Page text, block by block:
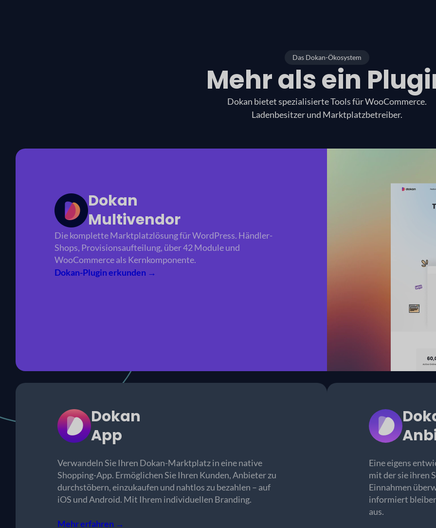
Das Dokan-Ökosystem
Mehr als ein
Dokan bietet spezialisierte Tools für WooCommerce.
Ladenbesitzer und Marktplatzbetreiber.
Dokan
Multivendor
Die komplette Marktplatzlösung für WordPress. Händler-
Shops, Provisionsaufteilung, über 42 Module und
WooCommerce als Kernkomponente.
Dokan-Plugin erkunden →
Dokan
App
Verwandeln Sie Ihren Dokan-Marktplatz in eine native
Shopping-App. Ermöglichen Sie Ihren Kunden, Anbieter zu
durchstöbern, einzukaufen und nahtlos zu bezahlen – auf
iOS und Android. Mit Ihrem individuellen Branding.
Mehr erfahren →
Eine eigens
mit der sie ihren
Einnahmen
informiert
aus.